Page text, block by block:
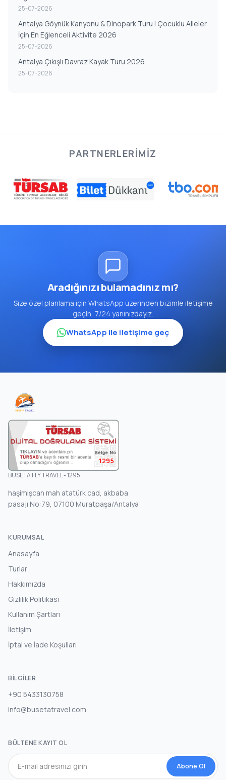
25-07-2026
Antalya Göynük Kanyonu & Dinopark Turu | Çocuklu Aileler
İçin En Eğlenceli Aktivite 2026
25-07-2026
Antalya Çıkışlı Davraz Kayak Turu 2026
25-07-2026
PARTNERLERIMIZ
Aradığınızı bulamadınız mı?
Size özel planlama için WhatsApp üzerinden bizimle iletişime
geçin, 7/24 yanınızdayız.
WhatsApp ile iletişime geç
1295
BUSETA FLY TRAVEL - 1295
haşimişcan mah atatürk cad, akbaba
pasajı No:79, 07100 Muratpaşa/Antalya
KURUMSAL
Anasayfa
Turlar
Hakkımızda
Gizlilik Politikası
Kullanım Şartları
İletişim
İptal ve İade Koşulları
BILGILER
+90 5433130758
info@busetatravel.com
BÜLTENE KAYIT OL
Abone Ol